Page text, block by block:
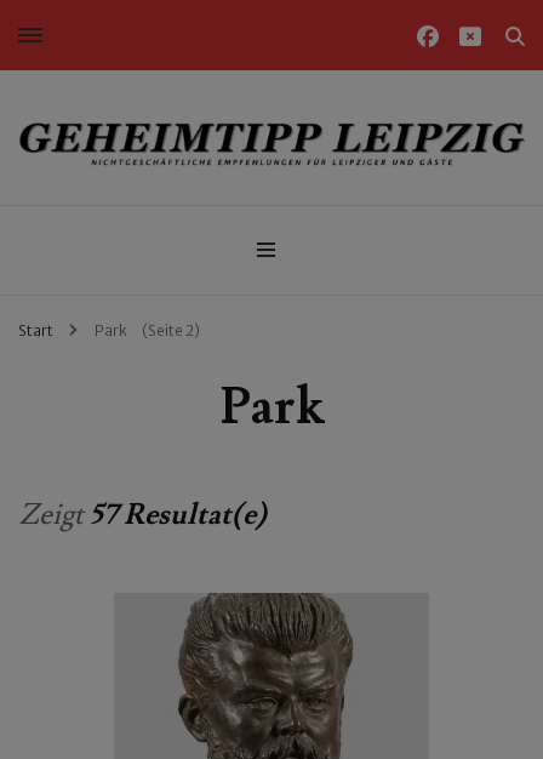
Nichtgeschäftliche Empfehlungen für Leipziger und Gäste
Start Park (Seite 2)
Park
Zeigt57 Resultat(e)